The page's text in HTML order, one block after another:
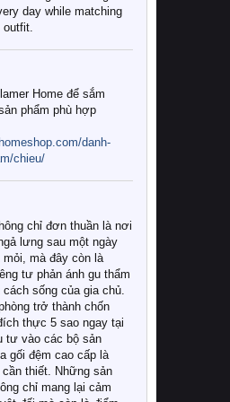
day while matching
Home để sắm
phẩm phù hợp
danh-
chieu/
chỉ đơn thuần là nơi
lưng sau một ngày
mỏi, mà đây còn là
tư phản ánh gu thẩm
sống của gia chủ.
trở thành chốn
thực 5 sao ngay tại
tư vào các bộ sản
gối đệm cao cấp là
thiết. Những sản
chỉ mang lại cảm